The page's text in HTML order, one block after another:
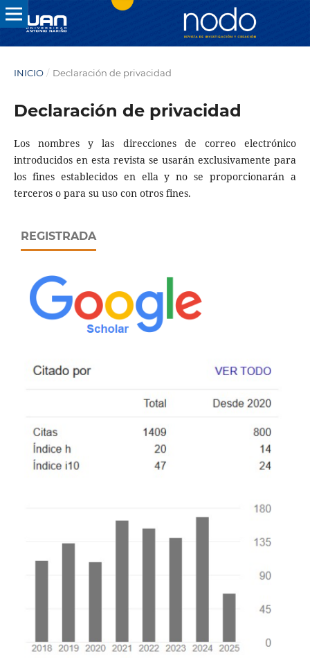
INICIO / Declaración de privacidad
Declaración de privacidad
Los nombres y las direcciones de correo electrónico
introducidos en esta revista se usarán exclusivamente para
los fines establecidos en ella y no se proporcionarán a
terceros o para su uso con otros fines.
REGISTRADA